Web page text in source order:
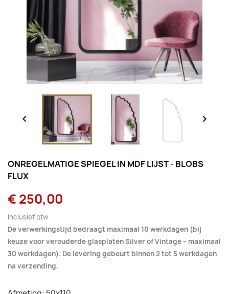
 
ONREGELMATIGE SPIEGEL IN MDF LIJST - BLOBS
FLUX
€ 250,00
Inclusief btw
De verwerkingstijd bedraagt maximaal 10 werkdagen (bij
keuze voor verouderde glasplaten Silver of Vintage – maximaal
30 werkdagen). De levering gebeurt binnen 2 tot 5 werkdagen
na verzending.